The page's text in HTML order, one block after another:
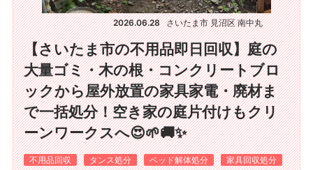
2026.06.28 さいたま市 見沼区 南中丸
【さいたま市の不用品即日回収】庭の
大量ゴミ・木の根・コンクリートブロ
ックから屋外放置の家具家電・廃材ま
で一括処分！空き家の庭片付けもクリ
ーンワークスへ😍🌱🚚✨
不用品回収 タンス処分 ベッド解体処分 家具回収処分